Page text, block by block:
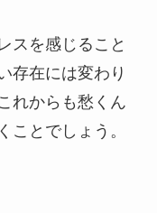
スを感じること
存在には変わり
れからも愁くん
ことでしょう。